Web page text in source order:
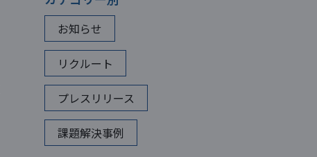
お知らせ
リクルート
プレスリリース
課題解決事例